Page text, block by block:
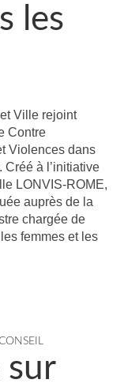
les
Ville rejoint
Contre
Violences dans
Créé à l’initiative
LONVIS-ROME,
auprès de la
chargée de
les femmes et les
sur